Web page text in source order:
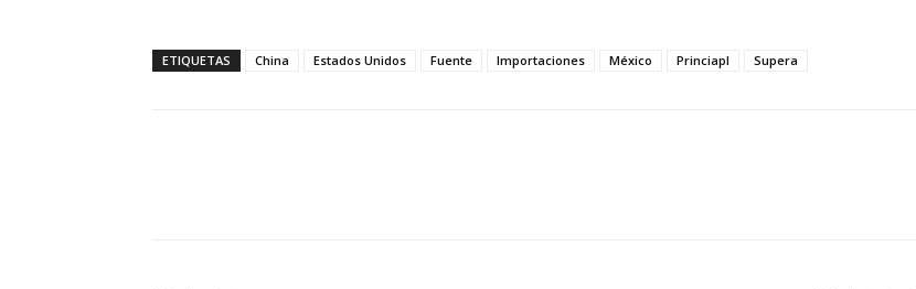
ETIQUETAS China Estados Unidos Fuente Importaciones México Princiapl Supera